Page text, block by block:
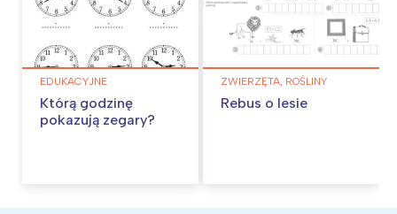
EDUKACYJNE
Którą godzinę
pokazują zegary?
ZWIERZĘTA, ROŚLINY
Rebus o lesie